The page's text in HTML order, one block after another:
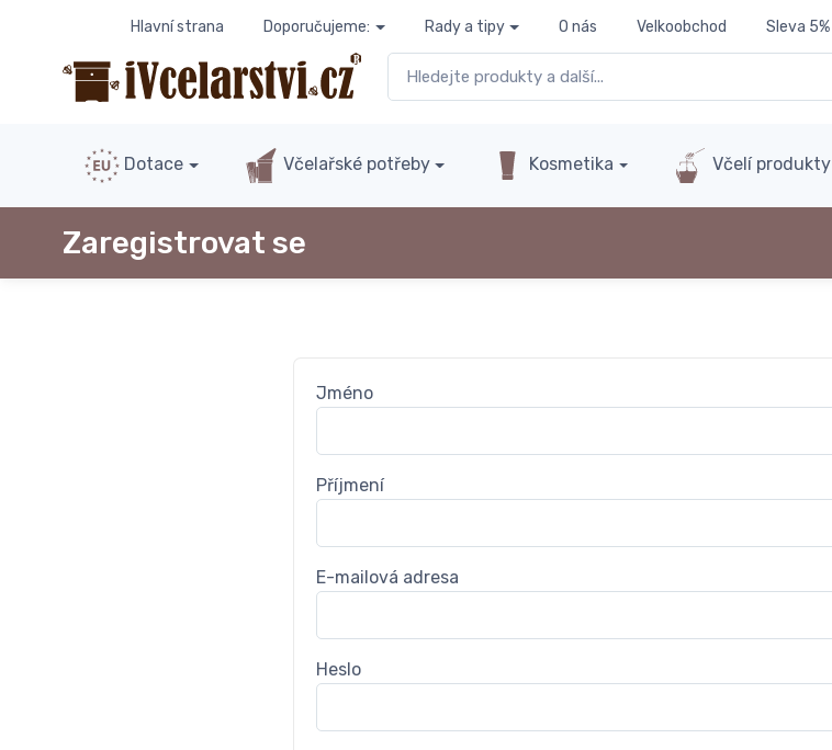
Hlavní strana Doporučujeme: Rady a tipy O nás Velkoobchod Sleva 5%
Dotace Včelařské potřeby Kosmetika Včelí produkty
Zaregistrovat se
Jméno
Příjmení
E-mailová adresa
Heslo